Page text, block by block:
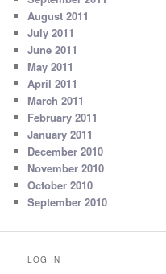
August 2011
July 2011
June 2011
May 2011
April 2011
March 2011
February 2011
January 2011
December 2010
November 2010
October 2010
September 2010
LOG IN